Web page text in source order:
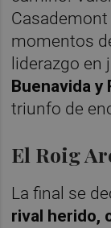
momentos
liderazgo
Buenavida y
triunfo de
El Roig
La final se
rival herido,